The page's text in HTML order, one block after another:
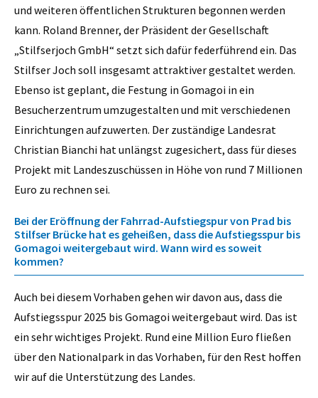
und weiteren öffentlichen Strukturen begonnen werden
kann. Roland Brenner, der Präsident der Gesellschaft
„Stilfserjoch GmbH“ setzt sich dafür federführend ein. Das
Stilfser Joch soll insgesamt attraktiver gestaltet werden.
Ebenso ist geplant, die Festung in Gomagoi in ein
Besucherzentrum umzugestalten und mit verschiedenen
Einrichtungen aufzuwerten. Der zuständige Landesrat
Christian Bianchi hat unlängst zugesichert, dass für dieses
Projekt mit Landeszuschüssen in Höhe von rund 7 Millionen
Euro zu rechnen sei.
Bei der Eröffnung der Fahrrad-Aufstiegspur von Prad bis
Stilfser Brücke hat es geheißen, dass die Aufstiegsspur bis
Gomagoi weitergebaut wird. Wann wird es soweit
kommen?
Auch bei diesem Vorhaben gehen wir davon aus, dass die
Aufstiegsspur 2025 bis Gomagoi weitergebaut wird. Das ist
ein sehr wichtiges Projekt. Rund eine Million Euro fließen
über den Nationalpark in das Vorhaben, für den Rest hoffen
wir auf die Unterstützung des Landes.